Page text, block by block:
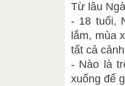
Từ lâu
- 18 tuổi,
lắm, mùa
tất cả
- Nào là
xuống để